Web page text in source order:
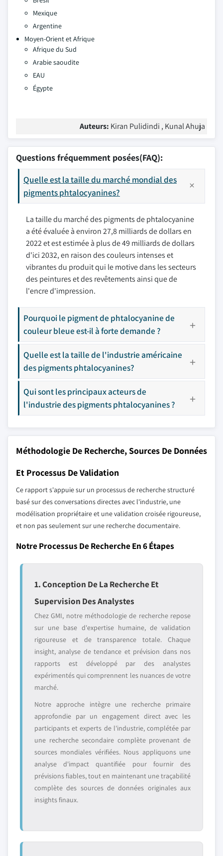
Mexique
Argentine
Moyen-Orient et Afrique
Afrique du Sud
Arabie saoudite
EAU
Égypte
Auteurs: Kiran Pulidindi , Kunal Ahuja
Questions fréquemment posées(FAQ):
Quelle est la taille du marché mondial des
pigments phtalocyanines?
La taille du marché des pigments de phtalocyanine
a été évaluée à environ 27,8 milliards de dollars en
2022 et est estimée à plus de 49 milliards de dollars
d'ici 2032, en raison des couleurs intenses et
vibrantes du produit qui le motive dans les secteurs
des peintures et des revêtements ainsi que de
l'encre d'impression.
Pourquoi le pigment de phtalocyanine de
couleur bleue est-il à forte demande ?
Quelle est la taille de l'industrie américaine
des pigments phtalocyanines?
Qui sont les principaux acteurs de
l'industrie des pigments phtalocyanines ?
Méthodologie De Recherche, Sources De Données
Et Processus De Validation
Ce rapport s'appuie sur un processus de recherche structuré
basé sur des conversations directes avec l'industrie, une
modélisation propriétaire et une validation croisée rigoureuse,
et non pas seulement sur une recherche documentaire.
Notre Processus De Recherche En 6 Étapes
1. Conception De La Recherche Et
Supervision Des Analystes
Chez GMI, notre méthodologie de recherche repose
sur une base d'expertise humaine, de validation
rigoureuse et de transparence totale. Chaque
insight, analyse de tendance et prévision dans nos
rapports est développé par des analystes
expérimentés qui comprennent les nuances de votre
marché.
Notre approche intègre une recherche primaire
approfondie par un engagement direct avec les
participants et experts de l'industrie, complétée par
une recherche secondaire complète provenant de
sources mondiales vérifiées. Nous appliquons une
analyse d'impact quantifiée pour fournir des
prévisions fiables, tout en maintenant une traçabilité
complète des sources de données originales aux
insights finaux.